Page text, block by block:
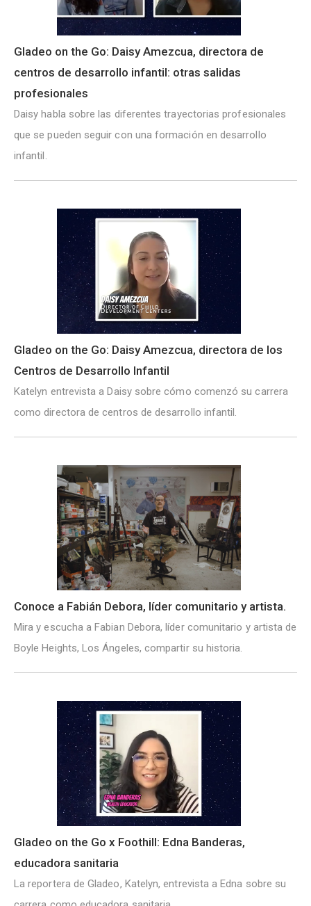
Gladeo on the Go: Daisy Amezcua, directora de
centros de desarrollo infantil: otras salidas
profesionales
Daisy habla sobre las diferentes trayectorias profesionales
que se pueden seguir con una formación en desarrollo
infantil.
Gladeo on the Go: Daisy Amezcua, directora de los
Centros de Desarrollo Infantil
Katelyn entrevista a Daisy sobre cómo comenzó su carrera
como directora de centros de desarrollo infantil.
Conoce a Fabián Debora, líder comunitario y artista.
Mira y escucha a Fabian Debora, líder comunitario y artista de
Boyle Heights, Los Ángeles, compartir su historia.
Gladeo on the Go x Foothill: Edna Banderas,
educadora sanitaria
La reportera de Gladeo, Katelyn, entrevista a Edna sobre su